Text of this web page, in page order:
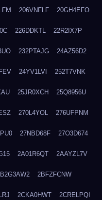
206VNFLF 20GH4EFO
226DDKTL 22R2IX7P
232PTAJG 24AZ56D2
24YV1LVI 252T7VNK
25JR0XCH 25Q8956U
270L4YOL 276UFPNM
27NBD68F 27O3D674
2A01R6QT 2AAYZL7V
2BFZFCNW
2CKA0HWT 2CRELPQI